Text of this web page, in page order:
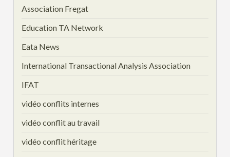
Association Fregat
Education TA Network
Eata News
International Transactional Analysis Association
IFAT
vidéo conflits internes
vidéo conflit au travail
vidéo conflit héritage